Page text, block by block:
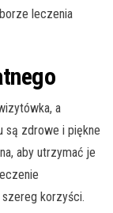
leczenia
a
są zdrowe i piękne
aby utrzymać je
korzyści.